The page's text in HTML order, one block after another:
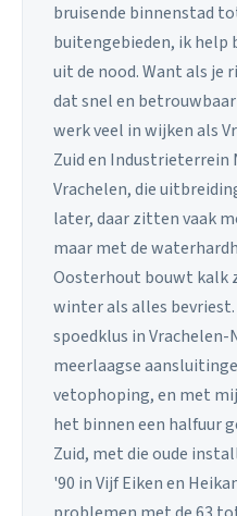
bruisende binnenstad
buitengebieden, ik help
uit de nood. Want als
dat snel en
werk veel in wijken als
Zuid en Industrieterrein
Vrachelen, die
later, daar zitten vaak
maar met de
Oosterhout bouwt kalk
winter als alles
spoedklus in
meerlaagse
vetophoping, en met
het binnen een halfuur
Zuid, met die oude
'90 in Vijf Eiken en